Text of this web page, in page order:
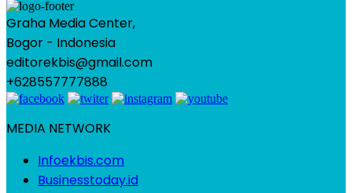
Graha Media Center,
Bogor - Indonesia
editorekbis@gmail.com
+628557777888
MEDIA NETWORK
Infoekbis.com
Businesstoday.id